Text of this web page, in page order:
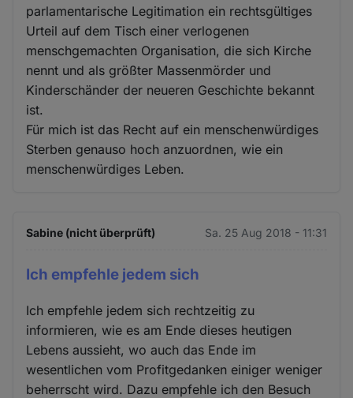
parlamentarische Legitimation ein rechtsgültiges
Urteil auf dem Tisch einer verlogenen
menschgemachten Organisation, die sich Kirche
nennt und als größter Massenmörder und
Kinderschänder der neueren Geschichte bekannt
ist.
Für mich ist das Recht auf ein menschenwürdiges
Sterben genauso hoch anzuordnen, wie ein
menschenwürdiges Leben.
Sabine (nicht überprüft) Sa. 25 Aug 2018 - 11:31
Ich empfehle jedem sich
Ich empfehle jedem sich rechtzeitig zu
informieren, wie es am Ende dieses heutigen
Lebens aussieht, wo auch das Ende im
wesentlichen vom Profitgedanken einiger weniger
beherrscht wird. Dazu empfehle ich den Besuch